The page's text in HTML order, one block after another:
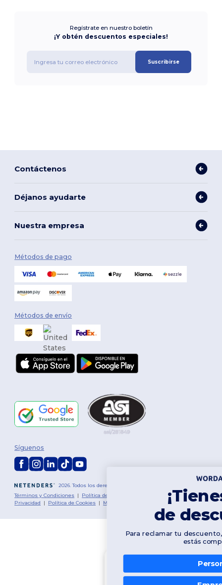
Regístrate en nuestro boletín
¡Y obtén descuentos especiales!
Suscribirse
Contáctenos
Déjanos ayudarte
Nuestra empresa
Métodos de pago
Métodos de envío
2026. Todos los derechos reservados
Términos y Condiciones | Política de personalización
Política de
Privacidad | Política de Cookies | Mapa del sitio
Síguenos
Si tienes dudas o preguntas,
¡Tienes $10
de descuento!
Para reclamar tu descuento, cuéntanos: ¿para